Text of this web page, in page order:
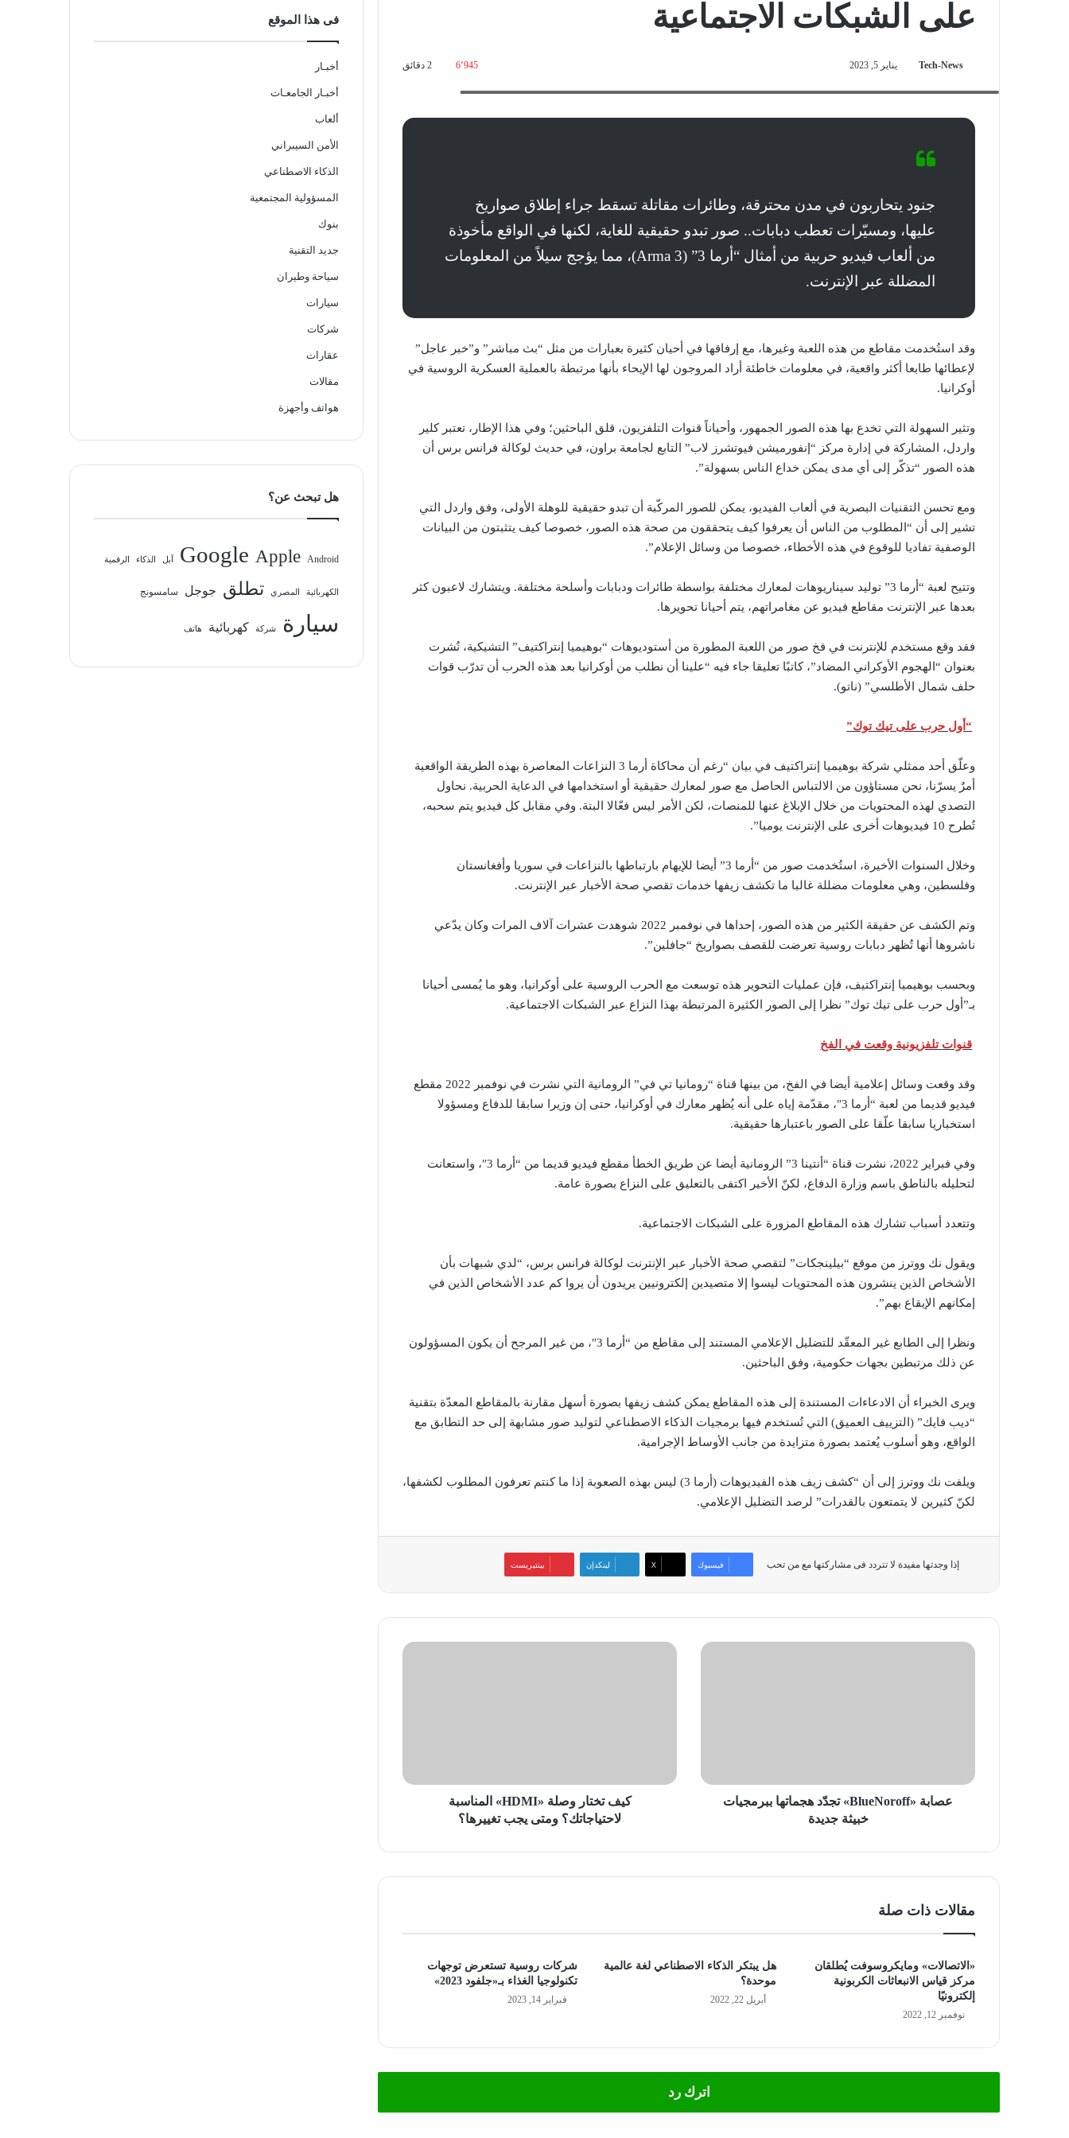
على الشبكات الاجتماعية
Tech-News يناير 5, 2023 6٬945
جنود يتحاربون في مدن محترقة، وطائرات مقاتلة تسقط جراء إطلاق صواريخ
عليها، ومسيّرات تعطب دبابات.. صور تبدو حقيقية للغاية، لكنها في الواقع مأخوذة
من ألعاب فيديو حربية من أمثال “أرما 3” (Arma 3)، مما يؤجج سيلاً من المعلومات
المضللة عبر الإنترنت.
وقد استُخدمت مقاطع من هذه اللعبة وغيرها، مع إرفاقها في أحيان كثيرة بعبارات من مثل “بث مباشر” و”خبر عاجل”
لإعطائها طابعا أكثر واقعية، في معلومات خاطئة أراد المروجون لها الإيحاء بأنها مرتبطة بالعملية العسكرية الروسية في
أوكرانيا.
وتثير السهولة التي تخدع بها هذه الصور الجمهور، وأحياناً قنوات التلفزيون، قلق الباحثين؛ وفي هذا الإطار، تعتبر كلير
واردل، المشاركة في إدارة مركز “إنفورميشن فيوتشرز لاب” التابع لجامعة براون، في حديث لوكالة فرانس برس أن
هذه الصور “تذكّر إلى أي مدى يمكن خداع الناس بسهولة”.
ومع تحسن التقنيات البصرية في ألعاب الفيديو، يمكن للصور المركّبة أن تبدو حقيقية للوهلة الأولى، وفق واردل التي
تشير إلى أن “المطلوب من الناس أن يعرفوا كيف يتحققون من صحة هذه الصور، خصوصا كيف يتثبتون من البيانات
الوصفية تفاديا للوقوع في هذه الأخطاء، خصوصا من وسائل الإعلام”.
وتتيح لعبة “أرما 3” توليد سيناريوهات لمعارك مختلفة بواسطة طائرات ودبابات وأسلحة مختلفة. ويتشارك لاعبون كثر
بعدها عبر الإنترنت مقاطع فيديو عن مغامراتهم، يتم أحيانا تحويرها.
فقد وقع مستخدم للإنترنت في فخ صور من اللعبة المطورة من أستوديوهات “بوهيميا إنتراكتيف” التشيكية، نُشرت
بعنوان “الهجوم الأوكراني المضاد”، كاتبًا تعليقا جاء فيه “علينا أن نطلب من أوكرانيا بعد هذه الحرب أن تدرّب قوات
حلف شمال الأطلسي” (ناتو).
“أول حرب على تيك توك”
وعلّق أحد ممثلي شركة بوهيميا إنتراكتيف في بيان “رغم أن محاكاة أرما 3 النزاعات المعاصرة بهذه الطريقة الواقعية
أمرٌ يسرّنا، نحن مستاؤون من الالتباس الحاصل مع صور لمعارك حقيقية أو استخدامها في الدعاية الحربية. نحاول
التصدي لهذه المحتويات من خلال الإبلاغ عنها للمنصات، لكن الأمر ليس فعّالا البتة. وفي مقابل كل فيديو يتم سحبه،
تُطرح 10 فيديوهات أخرى على الإنترنت يوميا”.
وخلال السنوات الأخيرة، استُخدمت صور من “أرما 3” أيضا للإيهام بارتباطها بالنزاعات في سوريا وأفغانستان
وفلسطين، وهي معلومات مضللة غالبا ما تكشف زيفها خدمات تقصي صحة الأخبار عبر الإنترنت.
وتم الكشف عن حقيقة الكثير من هذه الصور، إحداها في نوفمبر 2022 شوهدت عشرات آلاف المرات وكان يدّعي
ناشروها أنها تُظهر دبابات روسية تعرضت للقصف بصواريخ “جافلين”.
وبحسب بوهيميا إنتراكتيف، فإن عمليات التحوير هذه توسعت مع الحرب الروسية على أوكرانيا، وهو ما يُمسى أحيانا
بـ”أول حرب على تيك توك” نظرا إلى الصور الكثيرة المرتبطة بهذا النزاع عبر الشبكات الاجتماعية.
قنوات تلفزيونية وقعت في الفخ
وقد وقعت وسائل إعلامية أيضا في الفخ، من بينها قناة “رومانيا تي في” الرومانية التي نشرت في نوفمبر 2022 مقطع
فيديو قديما من لعبة “أرما 3″، مقدّمة إياه على أنه يُظهر معارك في أوكرانيا، حتى إن وزيرا سابقا للدفاع ومسؤولا
استخباريا سابقا علّقا على الصور باعتبارها حقيقية.
وفي فبراير 2022، نشرت قناة “أنتينا 3” الرومانية أيضا عن طريق الخطأ مقطع فيديو قديما من “أرما 3″، واستعانت
لتحليله بالناطق باسم وزارة الدفاع، لكنّ الأخير اكتفى بالتعليق على النزاع بصورة عامة.
وتتعدد أسباب تشارك هذه المقاطع المزورة على الشبكات الاجتماعية.
ويقول نك ووترز من موقع “بيلينجكات” لتقصي صحة الأخبار عبر الإنترنت لوكالة فرانس برس، “لدي شبهات بأن
الأشخاص الذين ينشرون هذه المحتويات ليسوا إلا متصيدين إلكترونيين يريدون أن يروا كم عدد الأشخاص الذين في
إمكانهم الإيقاع بهم”.
ونظرا إلى الطابع غير المعقّد للتضليل الإعلامي المستند إلى مقاطع من “أرما 3″، من غير المرجح أن يكون المسؤولون
عن ذلك مرتبطين بجهات حكومية، وفق الباحثين.
ويرى الخبراء أن الادعاءات المستندة إلى هذه المقاطع يمكن كشف زيفها بصورة أسهل مقارنة بالمقاطع المعدّة بتقنية
“ديب فايك” (التزييف العميق) التي تُستخدم فيها برمجيات الذكاء الاصطناعي لتوليد صور مشابهة إلى حد التطابق مع
الواقع، وهو أسلوب يُعتمد بصورة متزايدة من جانب الأوساط الإجرامية.
ويلفت نك ووترز إلى أن “كشف زيف هذه الفيديوهات (أرما 3) ليس بهذه الصعوبة إذا ما كنتم تعرفون المطلوب لكشفها،
لكنّ كثيرين لا يتمتعون بالقدرات” لرصد التضليل الإعلامي.
إذا وجدتها مفيدة لا تتردد فى مشاركتها مع من تحب فيسبوك ‫X لينكدإن بينتيريست
عصابة
عصابة «BlueNoroff» تجدّد هجماتها ببرمجيات
خبيثة جديدة
كيف
تغييرها؟
كيف تختار وصلة «HDMI» المناسبة
لاحتياجاتك؟ ومتى يجب تغييرها؟
مقالات ذات صلة
«الاتصالات» ومايكروسوفت يُطلقان
مركز قياس الانبعاثات الكربونية
إلكترونيًا
نوفمبر 12, 2022
هل يبتكر الذكاء الاصطناعي لغة عالمية
موحدة؟
أبريل 22, 2022
شركات روسية تستعرض توجهات
تكنولوجيا الغذاء بـ«جلفود 2023»
فبراير 14, 2023
اترك رد
فى هذا الموقع
أخبـار
أخبـار الجامعـات
ألعاب
الأمن السيبراني
الذكاء الاصطناعي
المسؤولية المجتمعية
بنوك
جديد التقنية
سياحة وطيران
سيارات
شركات
عقارات
مقالات
هواتف وأجهزة
هل تبحث عن؟
Android
Apple
Google آبل الذكاء الرقمية
الكهربائية المصري تطلق جوجل سامسونج
سيارة شركة كهربائية هاتف